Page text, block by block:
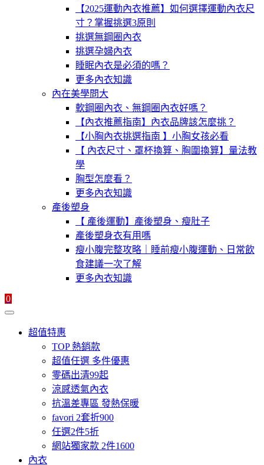
【2025運動內衣推薦】如何選擇運動內衣尺
寸？掌握挑選3原則
挑選無鋼圈內衣
挑選孕婦內衣
睡眠內衣是必須的嗎？
更多內衣知識
內在美學問大
軟鋼圈內衣、無鋼圈內衣好嗎？
【內衣推薦指南】內衣品牌該怎麼挑？
【小胸內衣挑選指南 】小胸女孩必看
【 內衣尺寸、罩杯換算、胸圍換算】量法教
學
胸型怎麼看？
更多內衣知識
產後塑身
【 產後運動】產後塑身、瘦肚子
產後塑身衣有用嗎
瘦小腹完整攻略｜睡前瘦小腹運動、日常飲
食建議一次了解
更多內衣知識
0
超值特惠
TOP 熱銷款
超值任選 多件優惠
零碼出清99起
涼感透氣內衣
抗溫差專區 發熱保暖
favori 2套折900
任選2件5折
網站獨家款 2件1600
內衣